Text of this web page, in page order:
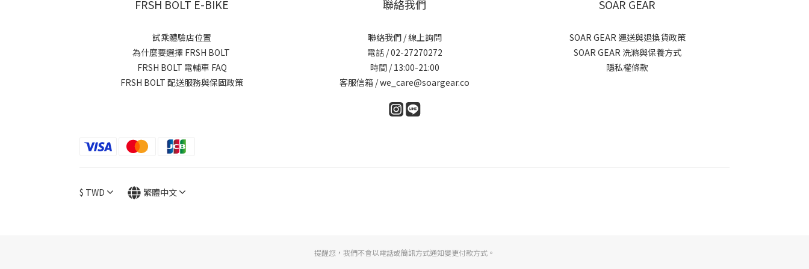
FRSH BOLT E-BIKE
試乘體驗店位置
為什麼要選擇 FRSH BOLT
FRSH BOLT 電輔車 FAQ
FRSH BOLT 配送服務與保固政策
聯絡我們
聯絡我們 / 線上詢問
電話 / 02-27270272
時間 / 13:00-21:00
客服信箱 / we_care@soargear.co
SOAR GEAR
SOAR GEAR 運送與退換貨政策
SOAR GEAR 洗滌與保養方式
隱私權條款
$ TWD 繁體中文
提醒您，我們不會以電話或簡訊方式通知變更付款方式。